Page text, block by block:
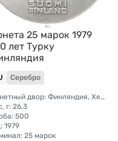
25 марок 1979
лет Турку
Серебро
Монетный двор: Финляндия, Хельсинки-Вантаа
г: 26,3
500
1979
25 марок